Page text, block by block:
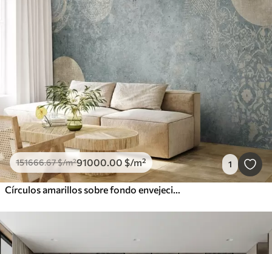
151666.67$/m²91000.00 $/m² 1
Círculos amarillos sobre fondo envejecido